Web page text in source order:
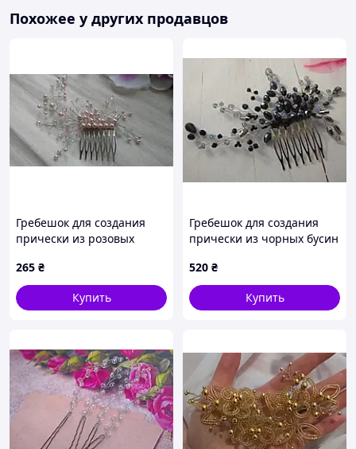
Похожее у других продавцов
Гребешок для создания
прически из розовых
265 ₴
Купить
Гребешок для создания
прически из чорных бусин
520 ₴
Купить